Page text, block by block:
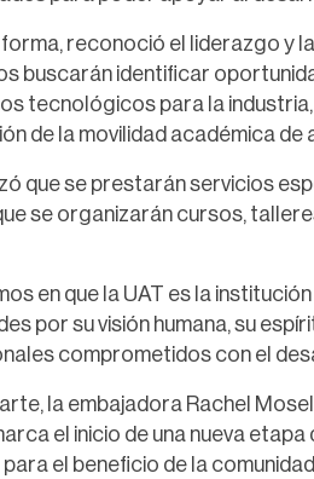
forma, reconoció el liderazgo y
buscarán identificar
tecnológicos para la
de la movilidad académica
que se prestarán servicios
se organizarán cursos,
en que la UAT es la
por su visión humana, su
comprometidos con el
la embajadora Rachel
el inicio de una nueva
el beneficio de la